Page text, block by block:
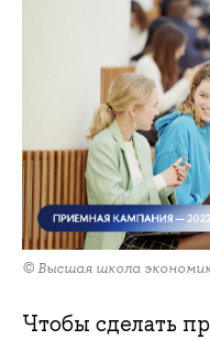
© Высшая школа
Чтобы сделать